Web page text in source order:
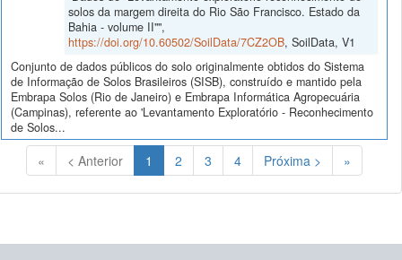
solos da margem direita do Rio São Francisco. Estado da
Bahia - volume II"",
https://doi.org/10.60502/SoilData/7CZ2OB, SoilData, V1
Conjunto de dados públicos do solo originalmente obtidos do Sistema
de Informação de Solos Brasileiros (SISB), construído e mantido pela
Embrapa Solos (Rio de Janeiro) e Embrapa Informática Agropecuária
(Campinas), referente ao 'Levantamento Exploratório - Reconhecimento
de Solos...
« < Anterior 1 (Atual)
2 3 4 Próxima > »